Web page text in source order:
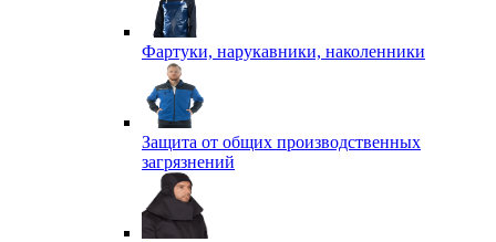
Фартуки, нарукавники, наколенники
Защита от общих производственных
загрязнений